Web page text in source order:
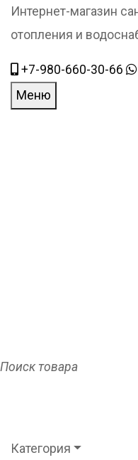
Интернет-магазин
отопления и
+7-980-660-30-66
Меню
Поиск товара
Категория